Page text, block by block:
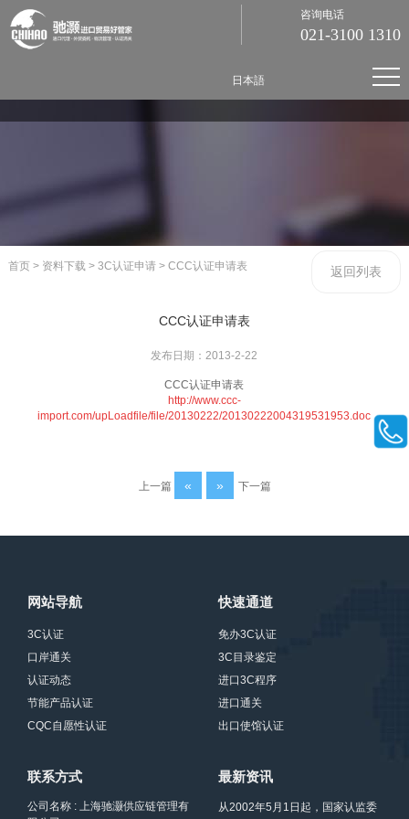
咨询电话
021-3100 1310
日本語
首页 > 资料下载 > 3C认证申请 > CCC认证申请表 返回列表
CCC认证申请表
发布日期：2013-2-22
CCC认证申请表
http://www.ccc-
import.com/upLoadfile/file/20130222/20130222004319531953.doc
上一篇 « » 下一篇
网站导航
3C认证
口岸通关
认证动态
节能产品认证
CQC自愿性认证
快速通道
免办3C认证
3C目录鉴定
进口3C程序
进口通关
出口使馆认证
联系方式
公司名称 : 上海驰灏供应链管理有
最新资讯
从2002年5月1日起，国家认监委